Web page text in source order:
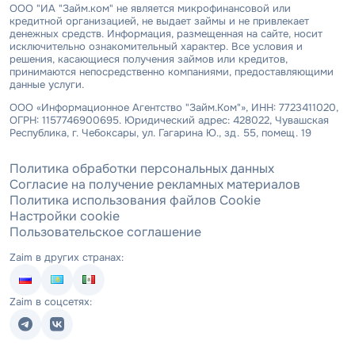
ООО "ИА "Займ.ком" не является микрофинансовой или
кредитной организацией, не выдает займы и не привлекает
денежных средств. Информация, размещенная на сайте, носит
исключительно ознакомительный характер. Все условия и
решения, касающиеся получения займов или кредитов,
принимаются непосредственно компаниями, предоставляющими
данные услуги.
ООО «Информационное Агентство "Займ.Ком"», ИНН: 7723411020,
ОГРН: 1157746900695. Юридический адрес: 428022, Чувашская
Республика, г. Чебоксары, ул. Гагарина Ю., зд. 55, помещ. 19
Политика обработки персональных данных
Согласие на получение рекламных материалов
Политика использования файлов Cookie
Настройки cookie
Пользовательское соглашение
Zaim в других странах:
Zaim в соцсетях: